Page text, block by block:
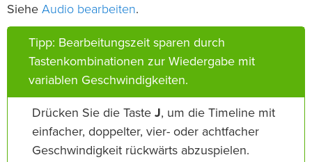
Siehe Audio bearbeiten.
Tipp: Bearbeitungszeit sparen durch
Tastenkombinationen zur Wiedergabe mit
variablen Geschwindigkeiten.
Drücken Sie die Taste J, um die Timeline mit
einfacher, doppelter, vier- oder achtfacher
Geschwindigkeit rückwärts abzuspielen.